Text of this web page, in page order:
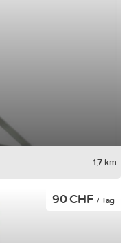
1,7 km
90 CHF / Tag